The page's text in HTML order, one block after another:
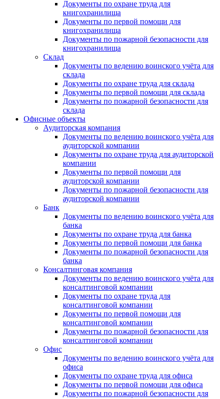
Документы по охране труда для
книгохранилища
Документы по первой помощи для
книгохранилища
Документы по пожарной безопасности для
книгохранилища
Склад
Документы по ведению воинского учёта для
склада
Документы по охране труда для склада
Документы по первой помощи для склада
Документы по пожарной безопасности для
склада
Офисные объекты
Аудиторская компания
Документы по ведению воинского учёта для
аудиторской компании
Документы по охране труда для аудиторской
компании
Документы по первой помощи для
аудиторской компании
Документы по пожарной безопасности для
аудиторской компании
Банк
Документы по ведению воинского учёта для
банка
Документы по охране труда для банка
Документы по первой помощи для банка
Документы по пожарной безопасности для
банка
Консалтинговая компания
Документы по ведению воинского учёта для
консалтинговой компании
Документы по охране труда для
консалтинговой компании
Документы по первой помощи для
консалтинговой компании
Документы по пожарной безопасности для
консалтинговой компании
Офис
Документы по ведению воинского учёта для
офиса
Документы по охране труда для офиса
Документы по первой помощи для офиса
Документы по пожарной безопасности для